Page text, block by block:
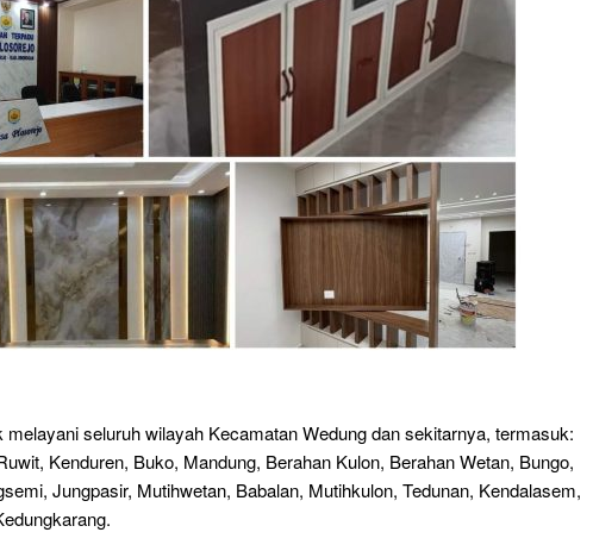
melayani seluruh wilayah Kecamatan Wedung dan sekitarnya, termasuk:
Kenduren, Buko, Mandung, Berahan Kulon, Berahan Wetan, Bungo,
Jungpasir, Mutihwetan, Babalan, Mutihkulon, Tedunan, Kendalasem,